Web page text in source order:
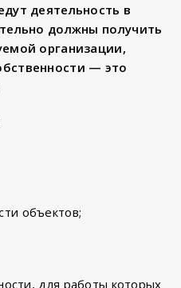
деятельность в
должны получить
организации,
— это
объектов;
для работы которых